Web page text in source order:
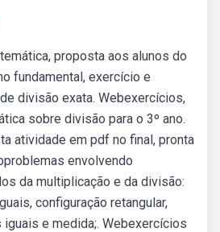
proposta aos alunos do
fundamental, exercício e
divisão exata. Webexercícios,
sobre divisão para o 3º ano.
atividade em pdf no final, pronta
envolvendo
da multiplicação e da divisão:
configuração retangular,
e medida;. Webexercícios